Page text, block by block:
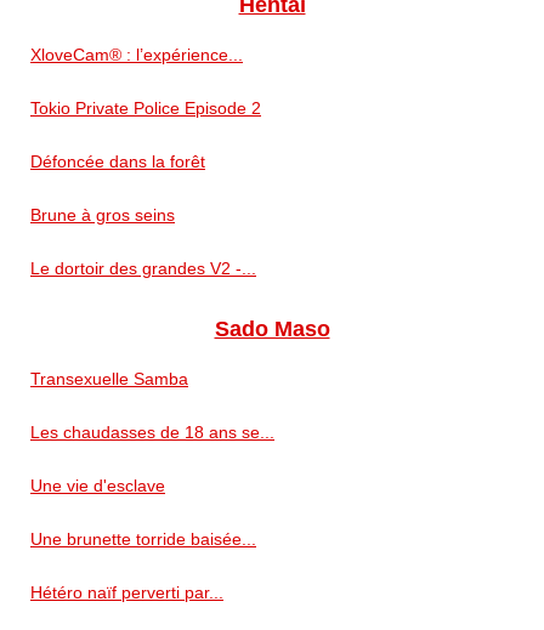
XloveCam® : l’expérience...
Tokio Private Police Episode 2
Défoncée dans la forêt
Brune à gros seins
Le dortoir des grandes V2 -...
Sado Maso
Transexuelle Samba
Les chaudasses de 18 ans se...
Une vie d'esclave
Une brunette torride baisée...
Hétéro naïf perverti par...